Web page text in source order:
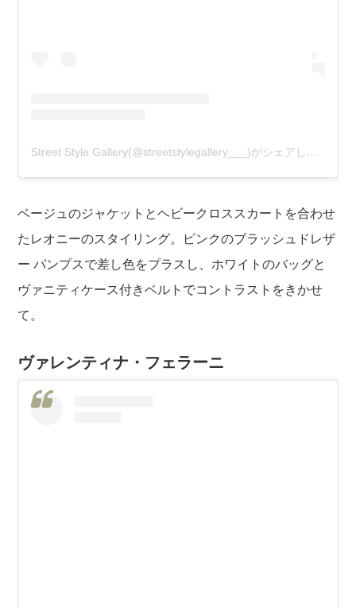
Street Style Gallery(@streetstylegallery___)がシェアした投稿
ベージュのジャケットとヘビークロススカートを合わせ
たレオニーのスタイリング。ピンクのブラッシュドレザ
ー パンプスで差し色をプラスし、ホワイトのバッグと
ヴァニティケース付きベルトでコントラストをきかせ
て。
ヴァレンティナ・フェラーニ